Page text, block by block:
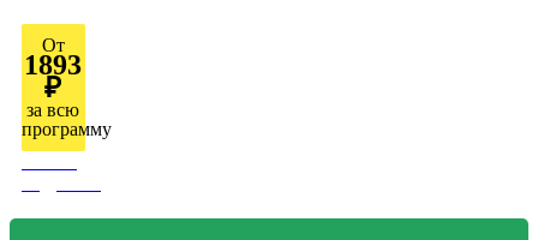
От
1893
₽
за всю
программу